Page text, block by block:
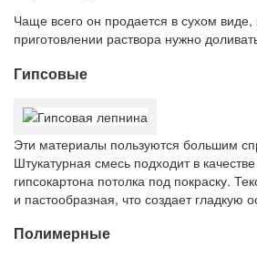
Чаще всего он продается в сухом виде,
приготовлении раствора нужно
Гипсовые
Эти материалы пользуются большим
Штукатурная смесь подходит в
гипсокартона потолка под покраску.
и пастообразная, что создает гладкую
Полимерные